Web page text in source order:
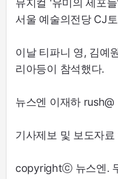
뮤지컬 '유미의 세포
서울 예술의전당 CJ
이날 티파니 영, 김예
리아등이 참석했다.
뉴스엔 이재하 rush@
기사제보 및 보도자
copyrightⓒ 뉴스엔.